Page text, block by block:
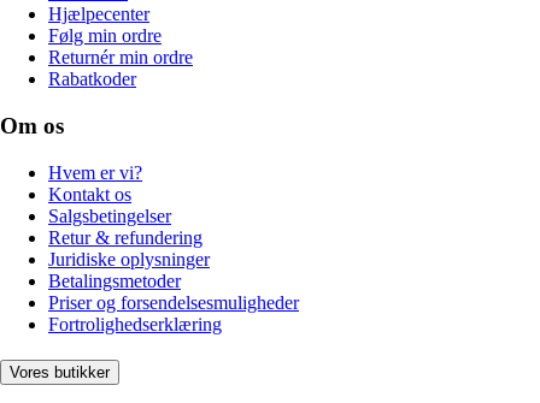
Hjælpecenter
Følg min ordre
Returnér min ordre
Rabatkoder
Om os
Hvem er vi?
Kontakt os
Salgsbetingelser
Retur & refundering
Juridiske oplysninger
Betalingsmetoder
Priser og forsendelsesmuligheder
Fortrolighedserklæring
Vores butikker